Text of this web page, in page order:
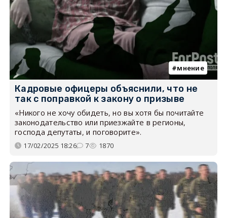
мнение
Кадровые офицеры объяснили, что не
так с поправкой к закону о призыве
«Никого не хочу обидеть, но вы хотя бы почитайте
законодательство или приезжайте в регионы,
господа депутаты, и поговорите».
17/02/2025 18:26 7 1870